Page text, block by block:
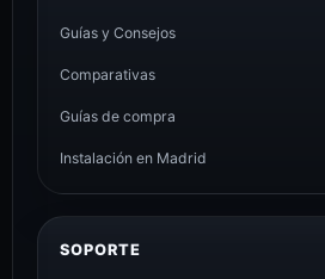
Guías y Consejos
Comparativas
Guías de compra
Instalación en Madrid
SOPORTE